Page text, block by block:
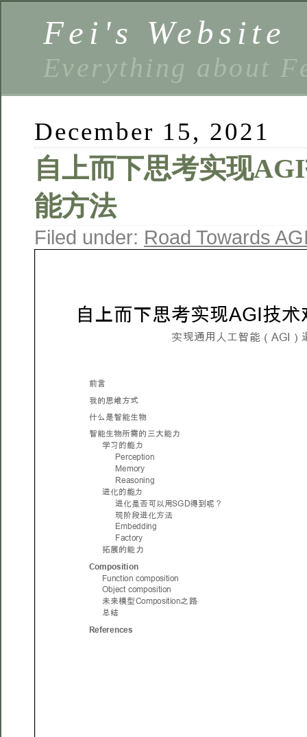
Fei's Website
Everything about
December 15, 2021
自上而下思考实现
能方法
Filed under: Road Towards